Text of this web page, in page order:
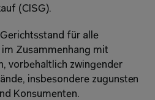
(CISG).
für alle
Zusammenhang mit
vorbehaltlich zwingender
insbesondere zugunsten
Konsumenten.